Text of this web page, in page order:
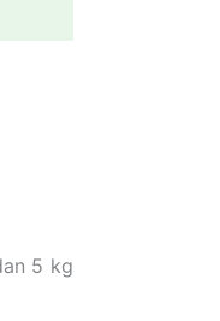
5 kg